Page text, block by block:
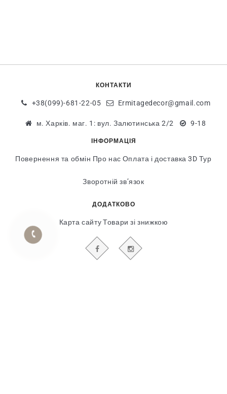
КОНТАКТИ
+38(099)-681-22-05 Ermitagedecor@gmail.com
м. Харків. маг. 1: вул. Залютинська 2/2 9-18
ІНФОРМАЦІЯ
Повернення та обмін Про нас Оплата і доставка 3D Тур
Зворотній зв’язок
ДОДАТКОВО
Карта сайту Товари зі знижкою